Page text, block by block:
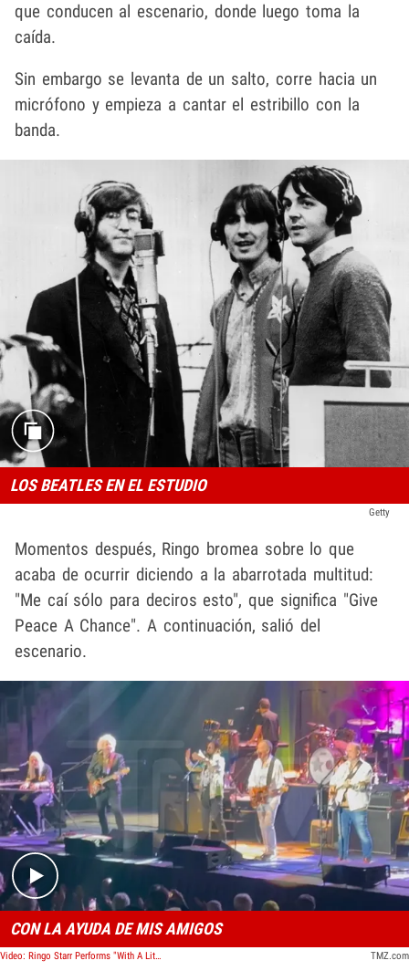
que conducen al escenario, donde luego toma la
caída.
Sin embargo se levanta de un salto, corre hacia un
micrófono y empieza a cantar el estribillo con la
banda.
LOS BEATLES EN EL ESTUDIO
Getty
Momentos después, Ringo bromea sobre lo que
acaba de ocurrir diciendo a la abarrotada multitud:
"Me caí sólo para deciros esto", que significa "Give
Peace A Chance". A continuación, salió del
escenario.
Play video content
CON LA AYUDA DE MIS AMIGOS
Video: Ringo Starr Performs "With A Little Help From My Friends" Prior To Fall TMZ.com